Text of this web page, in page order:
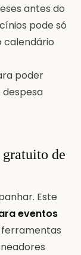
antes do
pode só
calendário
poder
despesa
de
Este
eventos
ferramentas